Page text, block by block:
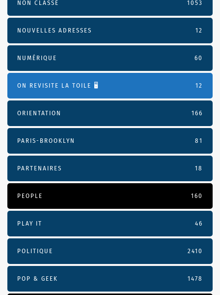
NON CLASSÉ 1053
NOUVELLES ADRESSES 12
NUMÉRIQUE 60
ON REVISITE LA TOILE 🖥️ 12
ORIENTATION 166
PARIS-BROOKLYN 81
PARTENAIRES 18
PEOPLE 160
PLAY IT 46
POLITIQUE 2410
POP & GEEK 1478